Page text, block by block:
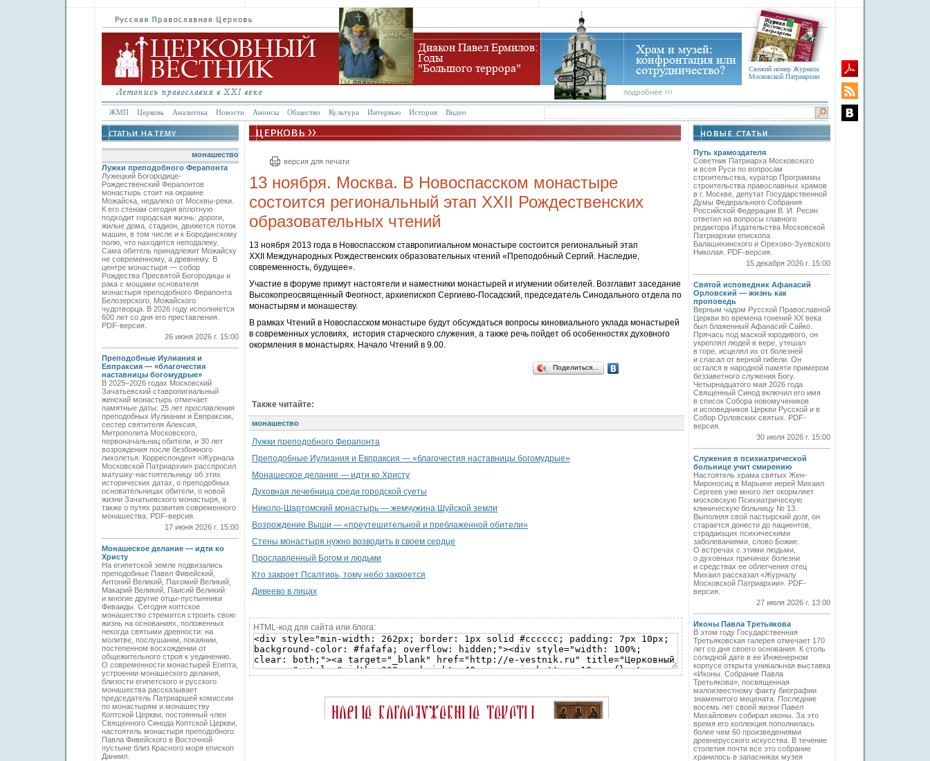
Свежий номер Журнала
Московской Патриархии
ЖМП Церковь Аналитика Новости Анонсы Общество Культура Интервью История Видео
монашество
Лужки преподобного Ферапонта
Лужецкий Богородице-
Рождественский Ферапонтов
монастырь стоит на окраине
Можайска, недалеко от Москвы-реки.
К его стенам сегодня вплотную
подходит городская жизнь: дороги,
жилые дома, стадион, движется поток
машин, в том числе и к Бородинскому
полю, что находится неподалеку.
Сама обитель принадлежит Можайску
не современному, а древнему. В
центре монастыря — собор
Рождества Пресвятой Богородицы и
рака с мощами основателя
монастыря преподобного Ферапонта
Белозерского, Можайского
чудотворца. В 2026 году исполняется
600 лет со дня его преставления.
PDF-версия.
26 июня 2026 г. 15:00
Преподобные Иулиания и
Евпраксия — «благочестия
наставницы богомудрые»
В 2025–2026 годах Московский
Зачатьевский ставропигиальный
женский монастырь отмечает
памятные даты: 25 лет прославления
преподобных Иулиании и Евпраксии,
сестер святителя Алексия,
Митрополита Московского,
первоначальниц обители, и 30 лет
возрождения после безбожного
лихолетья. Корреспондент «Журнала
Московской Патриархии» расспросил
матушку-настоятельницу об этих
исторических датах, о преподобных
основательницах обители, о новой
жизни Зачатьевского монастыря, а
также о путях развития современного
монашества. PDF-версия.
17 июня 2026 г. 15:00
Монашеское делание — идти ко
Христу
На египетской земле подвизались
преподобные Павел Фивейский,
Антоний Великий, Пахомий Великий,
Макарий Великий, Паисий Великий
и многие другие отцы-пустынники
Фиваиды. Сегодня коптское
монашество стремится строить свою
жизнь на основаниях, положенных
некогда святыми древности: на
молитве, послушании, покаянии,
постепенном восхождении от
общежительного строя к уединению.
О современности монастырей Египта,
устроении монашеского делания,
близости египетского и русского
монашества рассказывает
председатель Патриаршей комиссии
по монастырям и монашеству
Коптской Церкви, постоянный член
Священного Синода Коптской Церкви,
настоятель монастыря преподобного
Павла Фивейского в Восточной
пустыне близ Красного моря епископ
Даниил.
версия для печати
13 ноября. Москва. В Новоспасском монастыре
состоится региональный этап ХХII Рождественских
образовательных чтений
13 ноября 2013 года в Новоспасском ставропигиальном монастыре состоится региональный этап
ХХII Международных Рождественских образовательных чтений «Преподобный Сергий. Наследие,
современность, будущее».
Участие в форуме примут настоятели и наместники монастырей и игумении обителей. Возглавит заседание
Высокопреосвященный Феогност, архиепископ Сергиево-Посадский, председатель Синодального отдела по
монастырям и монашеству.
В рамках Чтений в Новоспасском монастыре будут обсуждаться вопросы киновиального уклада монастырей
в современных условиях, история старческого служения, а также речь пойдет об особенностях духовного
окормления в монастырях. Начало Чтений в 9.00.
Поделиться…
Также читайте:
монашество
Лужки преподобного Ферапонта
Преподобные Иулиания и Евпраксия — «благочестия наставницы богомудрые»
Монашеское делание — идти ко Христу
Духовная лечебница среди городской суеты
Николо-Шартомский монастырь — жемчужина Шуйской земли
Возрождение Выши — «преутешительной и преблаженной обители»
Стены монастыря нужно возводить в своем сердце
Прославленный Богом и людьми
Кто закроет Псалтирь, тому небо закроется
Дивеево в лицах
HTML-код для сайта или блога:
Путь храмоздателя
Советник Патриарха Московского
и всея Руси по вопросам
строительства, куратор Программы
строительства православных храмов
в г. Москве, депутат Государственной
Думы Федерального Собрания
Российской Федерации В. И. Ресин
ответил на вопросы главного
редактора Издательства Московской
Патриархии епископа
Балашихинского и Орехово-Зуевского
Николая. PDF-версия.
15 декабря 2026 г. 15:00
Святой исповедник Афанасий
Орловский — жизнь как
проповедь
Верным чадом Русской Православной
Церкви во времена гонений XX века
был блаженный Афанасий Сайко.
Прячась под маской юродивого, он
укреплял людей в вере, утешал
в горе, исцелял их от болезней
и спасал от верной гибели. Он
остался в народной памяти примером
беззаветного служения Богу.
Четырнадцатого мая 2026 года
Священный Синод включил его имя
в список Собора новомучеников
и исповедников Церкви Русской и в
Собор Орловских святых. PDF-
версия.
30 июля 2026 г. 15:00
Служение в психиатрической
больнице учит смирению
Настоятель храма святых Жен-
Мироносиц в Марьине иерей Михаил
Сергеев уже много лет окормляет
московскую Психиатрическую
клиническую больницу № 13.
Выполняя свой пастырский долг, он
старается донести до пациентов,
страдающих психическими
заболеваниями, слово Божие.
О встречах с этими людьми,
о духовных причинах болезни
и средствах ее облегчения отец
Михаил рассказал «Журналу
Московской Патриархии». PDF-
версия.
27 июля 2026 г. 13:00
Иконы Павла Третьякова
В этом году Государственная
Третьяковская галерея отмечает 170
лет со дня своего основания. К столь
солидной дате в ее Инженерном
корпусе открыта уникальная выставка
«Иконы. Собрание Павла
Третьякова», посвященная
малоизвестному факту биографии
знаменитого мецената. Последние
восемь лет своей жизни Павел
Михайлович собирал иконы. За это
время его коллекция пополнилась
более чем 60 произведениями
древнерусского искусства. В течение
столетия почти все это собрание
хранилось в запасниках музея